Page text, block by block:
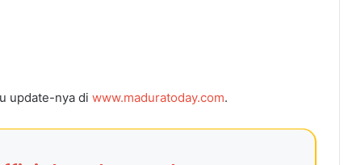
update-nya di www.maduratoday.com.